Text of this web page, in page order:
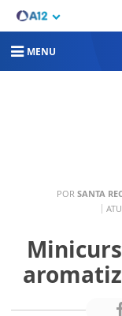
MENU
POR SANTA